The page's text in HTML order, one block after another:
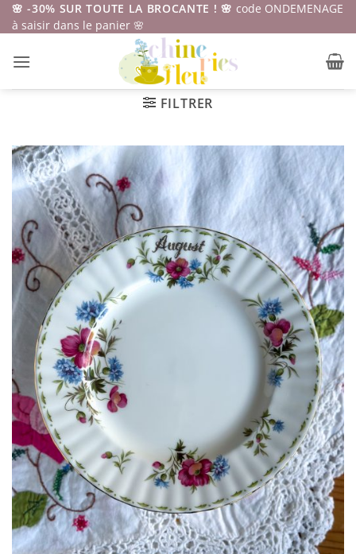
Passer
au
🌸 -30% SUR TOUTE LA BROCANTE ! 🌸 code ONDEMENAGE
à saisir dans le panier 🌸
FILTRER